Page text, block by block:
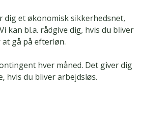
dig et økonomisk sikkerhedsnet,
kan bl.a. rådgive dig, hvis du bliver
gå på efterløn.
hver måned. Det giver dig
hvis du bliver arbejdsløs.